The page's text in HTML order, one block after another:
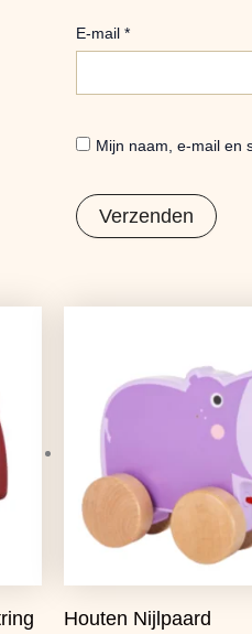
E-mail *
Mijn naam, e-mail en
Houten Nijlpaard